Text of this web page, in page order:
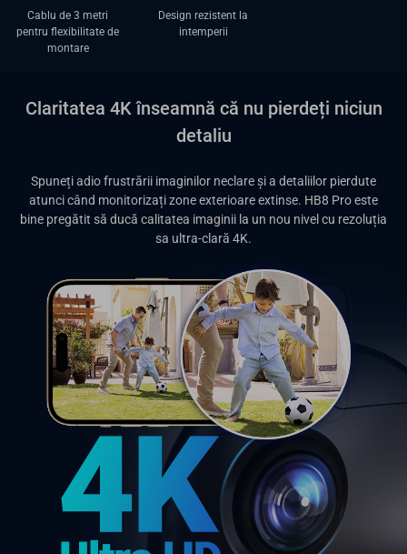
Cablu de 3 metri
pentru flexibilitate de
montare
Design rezistent la
intemperii
Claritatea 4K înseamnă că nu pierdeți niciun
detaliu
Spuneți adio frustrării imaginilor neclare și a detaliilor pierdute
atunci când monitorizați zone exterioare extinse. HB8 Pro este
bine pregătit să ducă calitatea imaginii la un nou nivel cu rezoluția
sa ultra-clară 4K.